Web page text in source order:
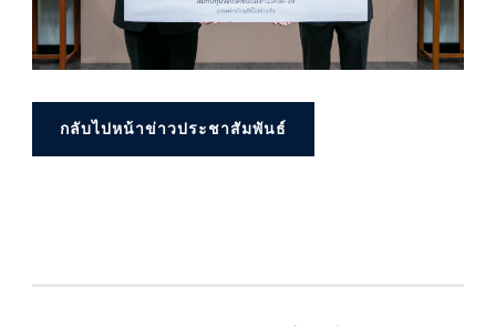
กลับไปหน้าข่าวประชาสัมพันธ์